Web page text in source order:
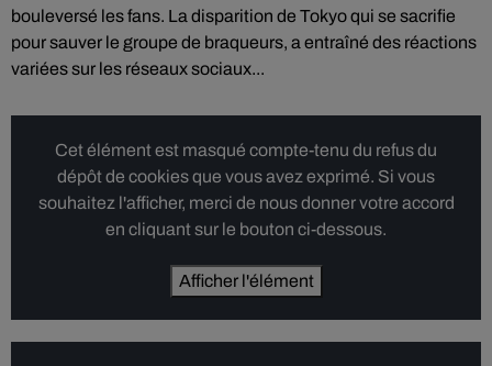
bouleversé les fans. La disparition de Tokyo qui se sacrifie
pour sauver le groupe de braqueurs, a entraîné des réactions
variées sur les réseaux sociaux...
Cet élément est masqué compte-tenu du refus du
dépôt de cookies que vous avez exprimé. Si vous
souhaitez l'afficher, merci de nous donner votre accord
en cliquant sur le bouton ci-dessous.
Afficher l'élément